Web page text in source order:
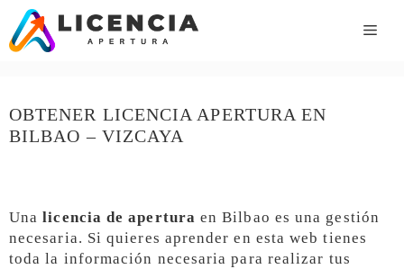
Saltar
contenido
OBTENER LICENCIA APERTURA EN
BILBAO – VIZCAYA
Unalicencia de apertura en Bilbao es una gestión
necesaria. Si quieres aprender en esta web tienes
toda la información necesaria para realizar tus